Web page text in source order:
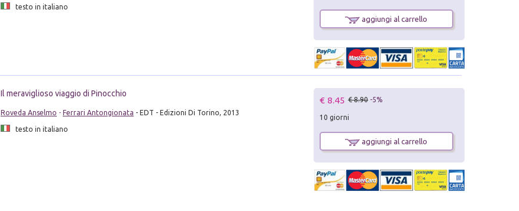
testo in italiano
aggiungi al carrello
Il meraviglioso viaggio di Pinocchio
Roveda Anselmo - Ferrari Antongionata - EDT - Edizioni Di Torino, 2013
testo in italiano
€ 8.45 € 8.90 -5%
10 giorni
aggiungi al carrello